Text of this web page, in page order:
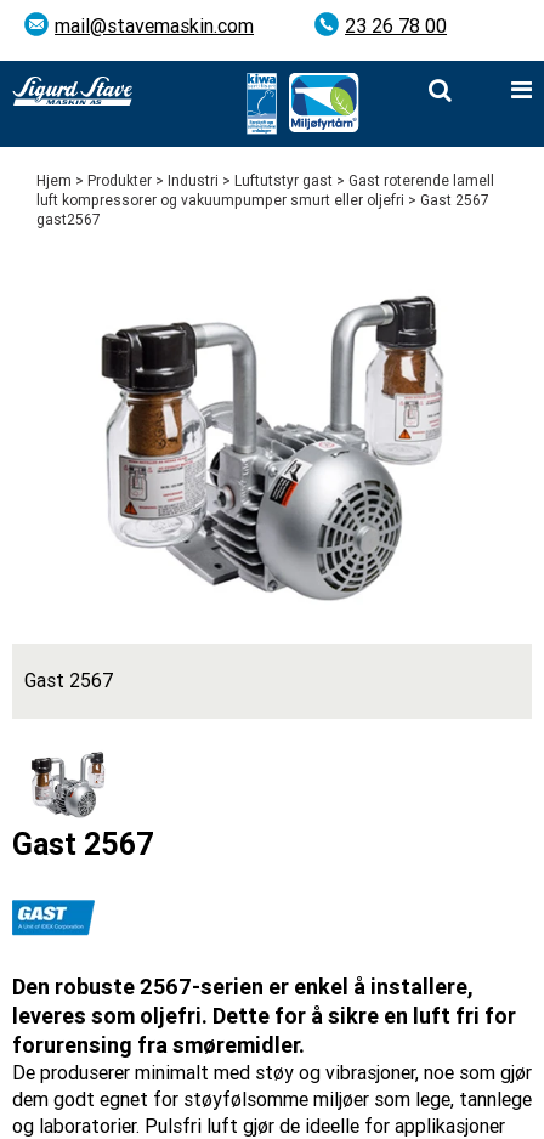
mail@stavemaskin.com 23 26 78 00
Hjem > Produkter > Industri > Luftutstyr gast > Gast roterende lamell
luft kompressorer og vakuumpumper smurt eller oljefri > Gast 2567
gast2567
Gast 2567
Gast 2567
Den robuste 2567-serien er enkel å installere,
leveres som oljefri. Dette for å sikre en luft fri for
forurensing fra smøremidler.
De produserer minimalt med støy og vibrasjoner, noe som gjør
dem godt egnet for støyfølsomme miljøer som lege, tannlege
og laboratorier. Pulsfri luft gjør de ideelle for applikasjoner